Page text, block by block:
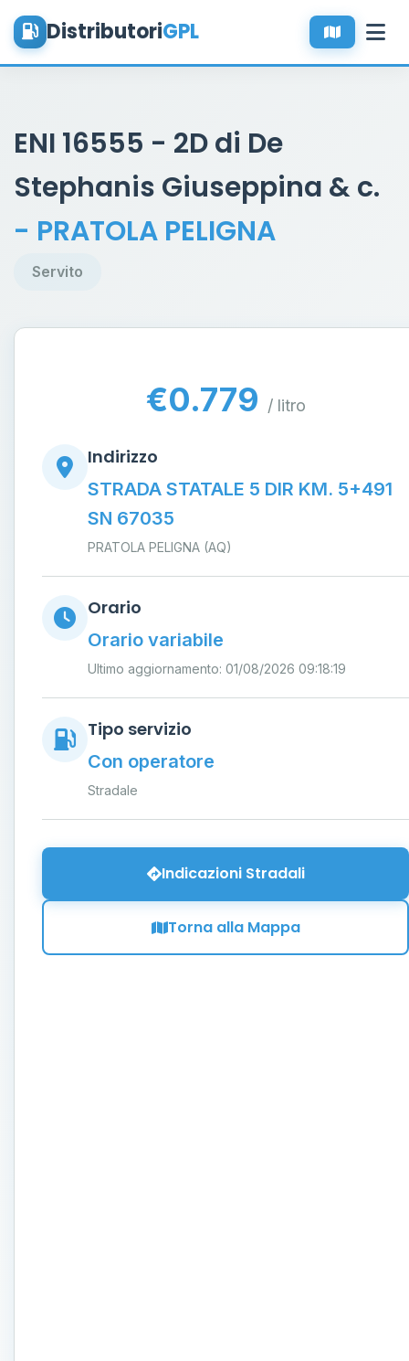
DistributoriGPL
ENI 16555 - 2D di De
Stephanis Giuseppina & c.
- PRATOLA PELIGNA
Servito
€0.779 / litro
Indirizzo
STRADA STATALE 5 DIR KM. 5+491
SN 67035
PRATOLA PELIGNA (AQ)
Orario
Orario variabile
Ultimo aggiornamento: 01/08/2026 09:18:19
Tipo servizio
Con operatore
Stradale
Indicazioni Stradali
Torna alla Mappa